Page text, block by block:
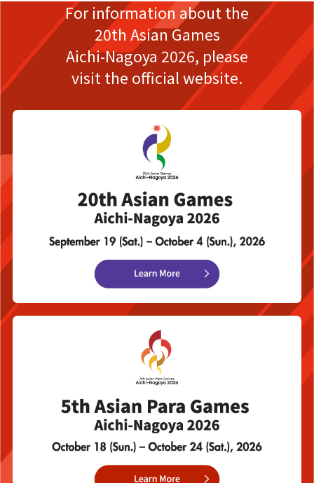
For information about the
20th Asian Games
Aichi-Nagoya 2026, please
visit the official website.